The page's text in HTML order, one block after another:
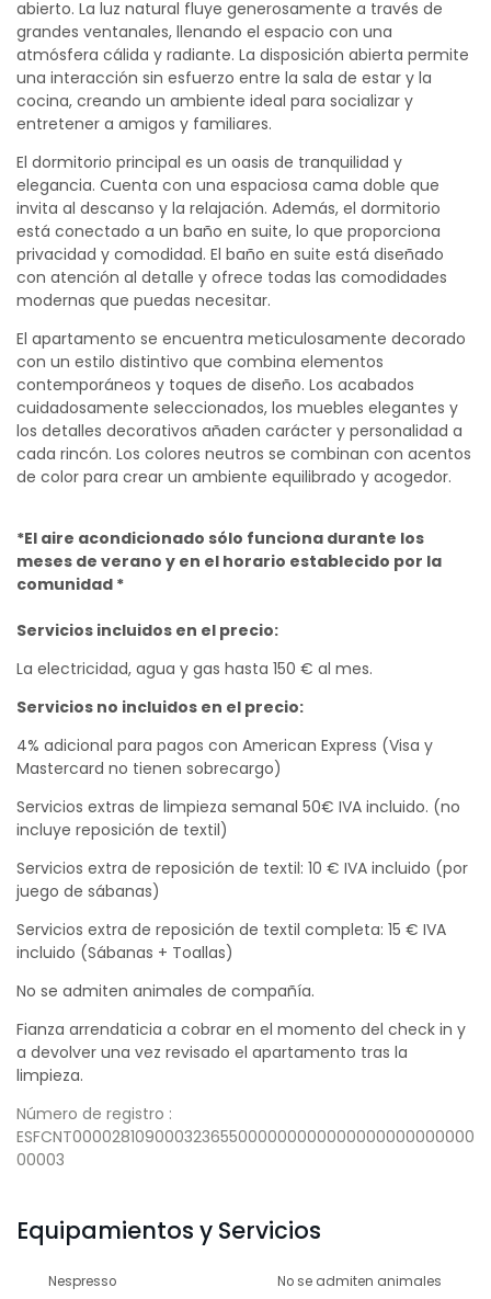
abierto. La luz natural fluye generosamente a través de
grandes ventanales, llenando el espacio con una
atmósfera cálida y radiante. La disposición abierta permite
una interacción sin esfuerzo entre la sala de estar y la
cocina, creando un ambiente ideal para socializar y
entretener a amigos y familiares.
El dormitorio principal es un oasis de tranquilidad y
elegancia. Cuenta con una espaciosa cama doble que
invita al descanso y la relajación. Además, el dormitorio
está conectado a un baño en suite, lo que proporciona
privacidad y comodidad. El baño en suite está diseñado
con atención al detalle y ofrece todas las comodidades
modernas que puedas necesitar.
El apartamento se encuentra meticulosamente decorado
con un estilo distintivo que combina elementos
contemporáneos y toques de diseño. Los acabados
cuidadosamente seleccionados, los muebles elegantes y
los detalles decorativos añaden carácter y personalidad a
cada rincón. Los colores neutros se combinan con acentos
de color para crear un ambiente equilibrado y acogedor.
*El aire acondicionado sólo funciona durante los
meses de verano y en el horario establecido por la
comunidad *
Servicios incluidos en el precio:
La electricidad, agua y gas hasta 150 € al mes.
Servicios no incluidos en el precio:
4% adicional para pagos con American Express (Visa y
Mastercard no tienen sobrecargo)
Servicios extras de limpieza semanal 50€ IVA incluido. (no
incluye reposición de textil)
Servicios extra de reposición de textil: 10 € IVA incluido (por
juego de sábanas)
Servicios extra de reposición de textil completa: 15 € IVA
incluido (Sábanas + Toallas)
No se admiten animales de compañía.
Fianza arrendaticia a cobrar en el momento del check in y
a devolver una vez revisado el apartamento tras la
limpieza.
Número de registro :
ESFCNT000028109000323655000000000000000000000000
00003
Equipamientos y Servicios
Nespresso No se admiten animales